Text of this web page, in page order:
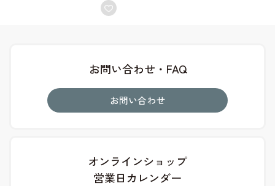
お問い合わせ・FAQ
お問い合わせ
オンラインショップ
営業日カレンダー